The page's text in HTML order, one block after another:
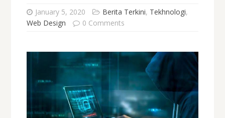
January 5, 2020 Berita Terkini, Tekhnologi,
Web Design
0 Comments